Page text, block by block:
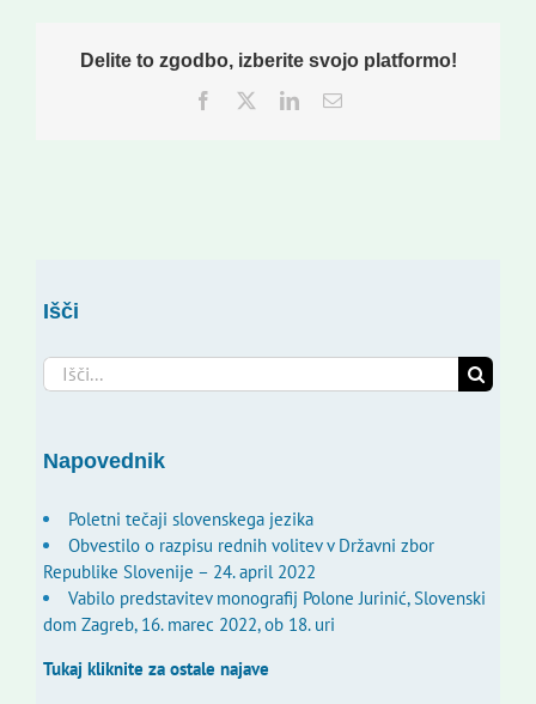
Delite to zgodbo, izberite svojo platformo!
Facebook
TwitterLinkedInEmail
Išči
Search
for:
Napovednik
Poletni tečaji slovenskega jezika
Obvestilo o razpisu rednih volitev v Državni zbor
Republike Slovenije – 24. april 2022
Vabilo predstavitev monografij Polone Jurinić, Slovenski
dom Zagreb, 16. marec 2022, ob 18. uri
Tukaj kliknite za ostale najave